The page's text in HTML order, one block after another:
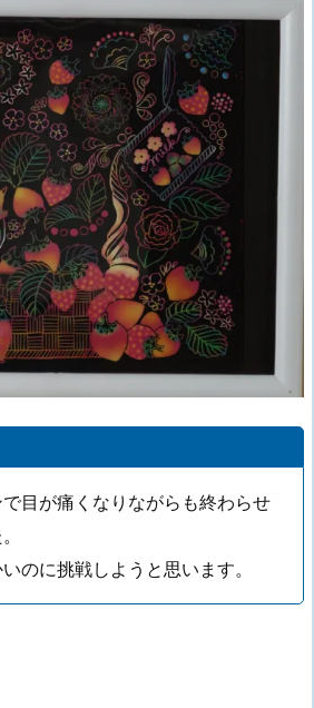
目が痛くなりながらも終わらせ
のに挑戦しようと思います。